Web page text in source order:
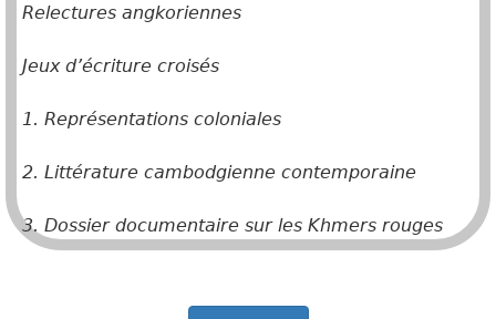
Relectures angkoriennes
Jeux d’écriture croisés
1. Représentations coloniales
2. Littérature cambodgienne contemporaine
3. Dossier documentaire sur les Khmers rouges